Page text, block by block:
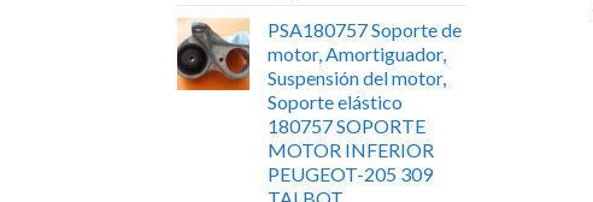
PSA180757 Soporte de
motor, Amortiguador,
Suspensión del motor,
Soporte elástico
180757 SOPORTE
MOTOR INFERIOR
PEUGEOT-205 309